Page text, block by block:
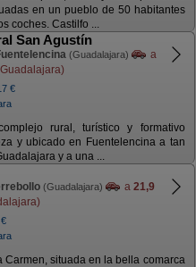
en un pueblo de 50 habitantes
coches. Castilfo ...
San Agustín
(Guadalajara)
a
€
rural, turístico y formativo
y ubicado en Fuentelencina a tan
y a una ...
(Guadalajara) a 21,9
Carmen, situada en la bella comarca